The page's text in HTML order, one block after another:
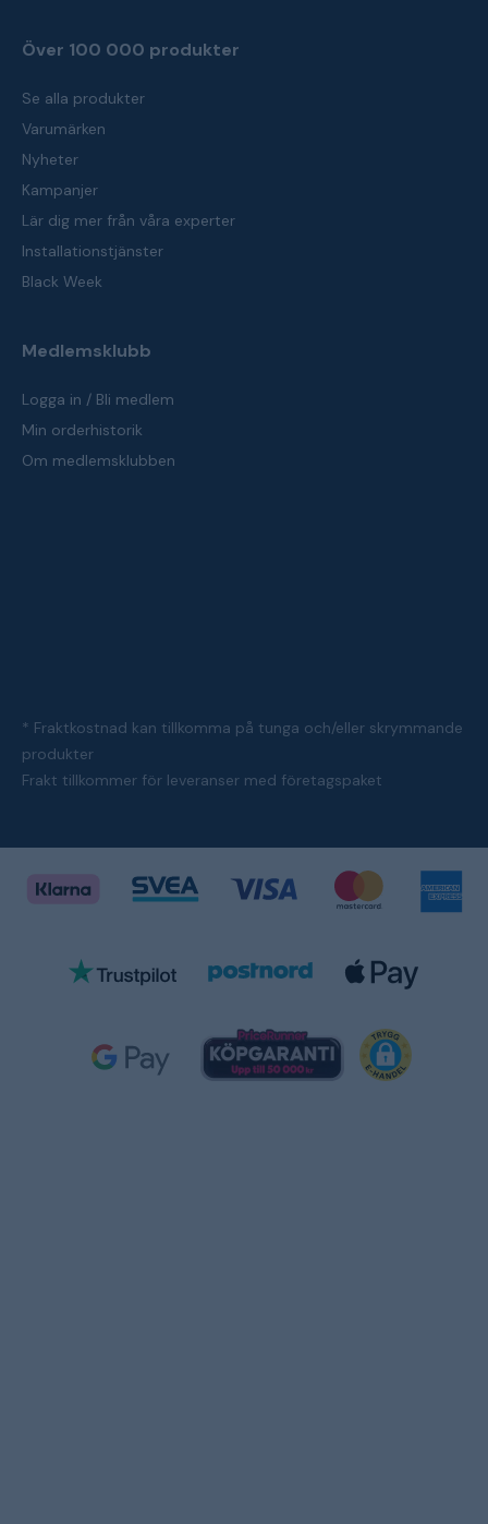
Över 100 000 produkter
Se alla produkter
Varumärken
Nyheter
Kampanjer
Lär dig mer från våra experter
Installationstjänster
Black Week
Medlemsklubb
Logga in / Bli medlem
Min orderhistorik
Om medlemsklubben
* Fraktkostnad kan tillkomma på tunga och/eller skrymmande
produkter
Frakt tillkommer för leveranser med företagspaket